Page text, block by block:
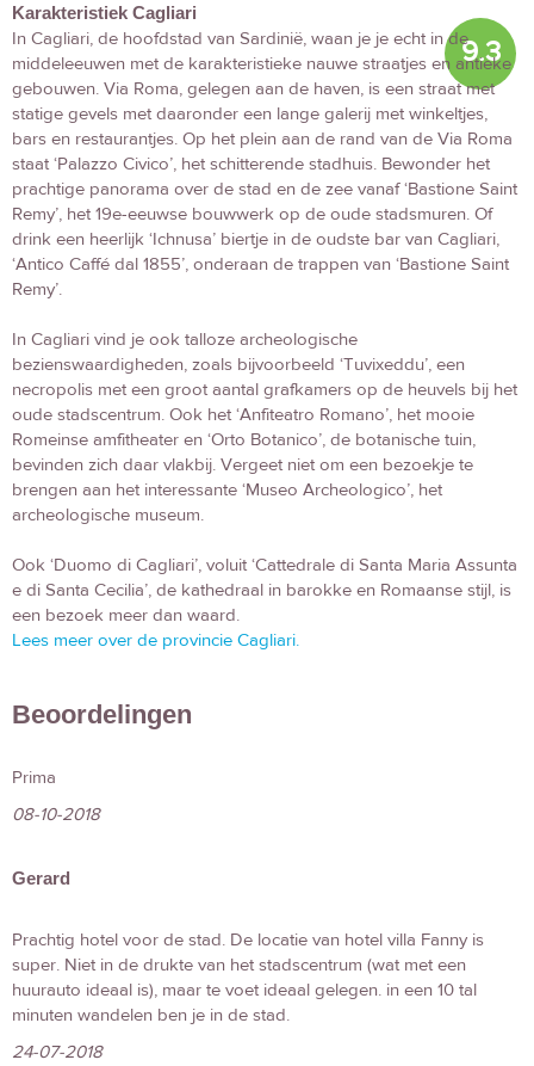
9.3
Karakteristiek Cagliari
In Cagliari, de hoofdstad van Sardinië, waan je je echt in de
middeleeuwen met de karakteristieke nauwe straatjes en antieke
gebouwen. Via Roma, gelegen aan de haven, is een straat met
statige gevels met daaronder een lange galerij met winkeltjes,
bars en restaurantjes. Op het plein aan de rand van de Via Roma
staat ‘Palazzo Civico’, het schitterende stadhuis. Bewonder het
prachtige panorama over de stad en de zee vanaf ‘Bastione Saint
Remy’, het 19e-eeuwse bouwwerk op de oude stadsmuren. Of
drink een heerlijk ‘Ichnusa’ biertje in de oudste bar van Cagliari,
‘Antico Caffé dal 1855’, onderaan de trappen van ‘Bastione Saint
Remy’.
In Cagliari vind je ook talloze archeologische
bezienswaardigheden, zoals bijvoorbeeld ‘Tuvixeddu’, een
necropolis met een groot aantal grafkamers op de heuvels bij het
oude stadscentrum. Ook het ‘Anfiteatro Romano’, het mooie
Romeinse amfitheater en ‘Orto Botanico’, de botanische tuin,
bevinden zich daar vlakbij. Vergeet niet om een bezoekje te
brengen aan het interessante ‘Museo Archeologico’, het
archeologische museum.
Ook ‘Duomo di Cagliari’, voluit ‘Cattedrale di Santa Maria Assunta
e di Santa Cecilia’, de kathedraal in barokke en Romaanse stijl, is
een bezoek meer dan waard.
Lees meer over de provincie Cagliari.
Beoordelingen
Prima
08-10-2018
Gerard
Prachtig hotel voor de stad. De locatie van hotel villa Fanny is
super. Niet in de drukte van het stadscentrum (wat met een
huurauto ideaal is), maar te voet ideaal gelegen. in een 10 tal
minuten wandelen ben je in de stad.
24-07-2018